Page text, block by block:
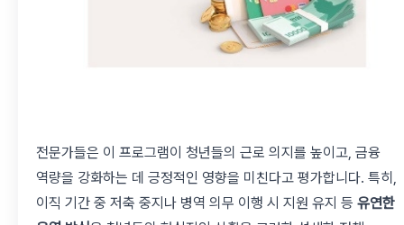
전문가들은 이 프로그램이 청년들의 근로 의지를 높이고, 금융
역량을 강화하는 데 긍정적인 영향을 미친다고 평가합니다. 특히,
이직 기간 중 저축 중지나 병역 의무 이행 시 지원 유지 등 유연한